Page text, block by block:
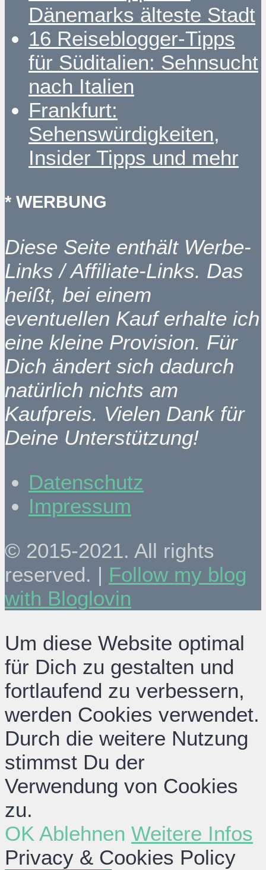
Dänemarks älteste Stadt
16 Reiseblogger-Tipps
für Süditalien: Sehnsucht
nach Italien
Frankfurt:
Sehenswürdigkeiten,
Insider Tipps und mehr
* WERBUNG
Diese Seite enthält Werbe-
Links / Affiliate-Links. Das
heißt, bei einem
eventuellen Kauf erhalte ich
eine kleine Provision. Für
Dich ändert sich dadurch
natürlich nichts am
Kaufpreis. Vielen Dank für
Deine Unterstützung!
Datenschutz
Impressum
© 2015-2021. All rights
reserved. | Follow my blog
with Bloglovin
Um diese Website optimal
für Dich zu gestalten und
fortlaufend zu verbessern,
werden Cookies verwendet.
Durch die weitere Nutzung
stimmst Du der
Verwendung von Cookies
zu.
OK Ablehnen Weitere Infos
Privacy & Cookies Policy